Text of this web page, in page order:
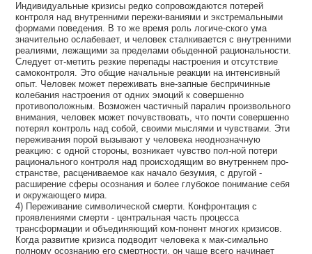
Индивидуальные кризисы редко сопровождаются потерей
контроля над внутренними пережи-ваниями и экстремальными
формами поведения. В то же время роль логиче-ского ума
значительно ослабевает, и человек сталкивается с внутренними
реалиями, лежащими за пределами обыденной рациональности.
Следует от-метить резкие перепады настроения и отсутствие
самоконтроля. Это общие начальные реакции на интенсивный
опыт. Человек может переживать вне-запные беспричинные
колебания настроения от одних эмоций к совершенно
противоположным. Возможен частичный паралич произвольного
внимания, человек может почувствовать, что почти совершенно
потерял контроль над собой, своими мыслями и чувствами. Эти
переживания порой вызывают у человека неоднозначную
реакцию: с одной стороны, возникает чувство пол-ной потери
рационального контроля над происходящим во внутреннем про-
странстве, расцениваемое как начало безумия, с другой -
расширение сферы осознания и более глубокое понимание себя
и окружающего мира.
4) Переживание символической смерти. Конфронтация с
проявлениями смерти - центральная часть процесса
трансформации и объединяющий ком-понент многих кризисов.
Когда развитие кризиса подводит человека к мак-симально
полному осознанию его смертности, он чаще всего начинает